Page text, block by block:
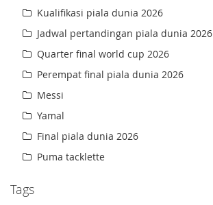
Kualifikasi piala dunia 2026
Jadwal pertandingan piala dunia 2026
Quarter final world cup 2026
Perempat final piala dunia 2026
Messi
Yamal
Final piala dunia 2026
Puma tacklette
Tags